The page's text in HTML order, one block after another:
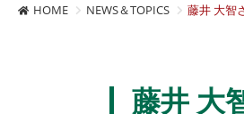
HOME NEWS＆TOPICS 藤井 大智
藤井 大